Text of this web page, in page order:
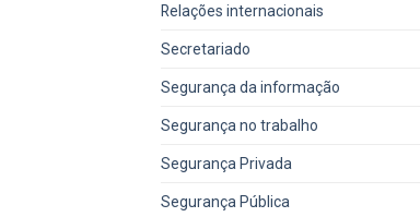
Relações internacionais
Secretariado
Segurança da informação
Segurança no trabalho
Segurança Privada
Segurança Pública